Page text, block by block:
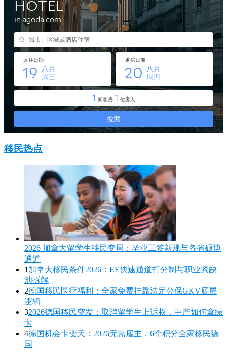
移民热点
2026 加拿大留学生移民变局：毕业工签新规与各省硕博
通道
1 加拿大移民条件2026：EE快速通道打分制与职业紧缺
池拆解
2德国移民医疗福利：全家免费挂靠法定公保GKV底层
逻辑
32026德国移民突发：取消留学生上诉权，中产如何拿绿
卡
4德国机会卡变天：2026无需雇主，6个积分全家移民德
国